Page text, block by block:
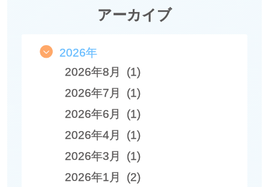
アーカイブ
2026年
2026年8月 (1)
2026年7月 (1)
2026年6月 (1)
2026年4月 (1)
2026年3月 (1)
2026年1月 (2)